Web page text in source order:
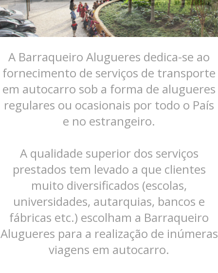
A Barraqueiro Alugueres dedica-se ao
fornecimento de serviços de transporte
em autocarro sob a forma de alugueres
regulares ou ocasionais por todo o País
e no estrangeiro.
A qualidade superior dos serviços
prestados tem levado a que clientes
muito diversificados (escolas,
universidades, autarquias, bancos e
fábricas etc.) escolham a Barraqueiro
Alugueres para a realização de inúmeras
viagens em autocarro.